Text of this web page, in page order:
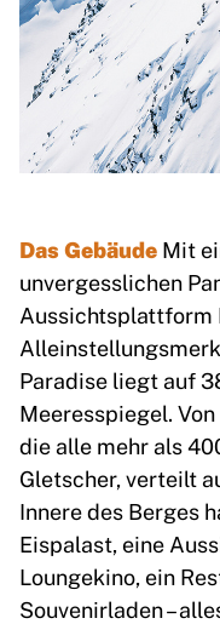
Das Gebäude Mit
unvergesslichen
Aussichtsplattform
Paradise liegt auf
Meeresspiegel.
die alle mehr als
Gletscher, verteilt
Innere des Berges
Eispalast, eine
Loungekino, ein
Souvenirladen –